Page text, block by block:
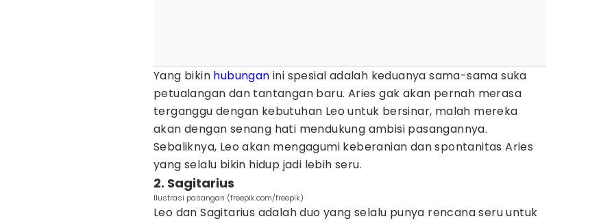
Yang bikin hubungan ini spesial adalah keduanya sama-sama suka
petualangan dan tantangan baru. Aries gak akan pernah merasa
terganggu dengan kebutuhan Leo untuk bersinar, malah mereka
akan dengan senang hati mendukung ambisi pasangannya.
Sebaliknya, Leo akan mengagumi keberanian dan spontanitas Aries
yang selalu bikin hidup jadi lebih seru.
2. Sagitarius
Ilustrasi pasangan (freepik.com/freepik)
Leo dan Sagitarius adalah duo yang selalu punya rencana seru untuk